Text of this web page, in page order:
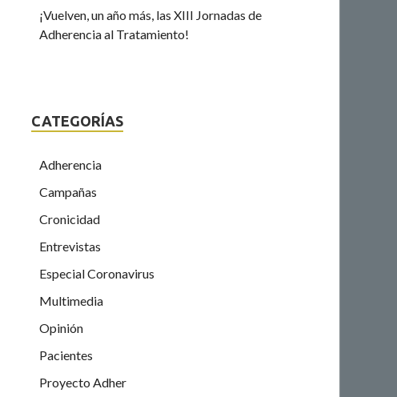
¡Vuelven, un año más, las XIII Jornadas de
Adherencia al Tratamiento!
CATEGORÍAS
Adherencia
Campañas
Cronicidad
Entrevistas
Especial Coronavirus
Multimedia
Opinión
Pacientes
Proyecto Adher